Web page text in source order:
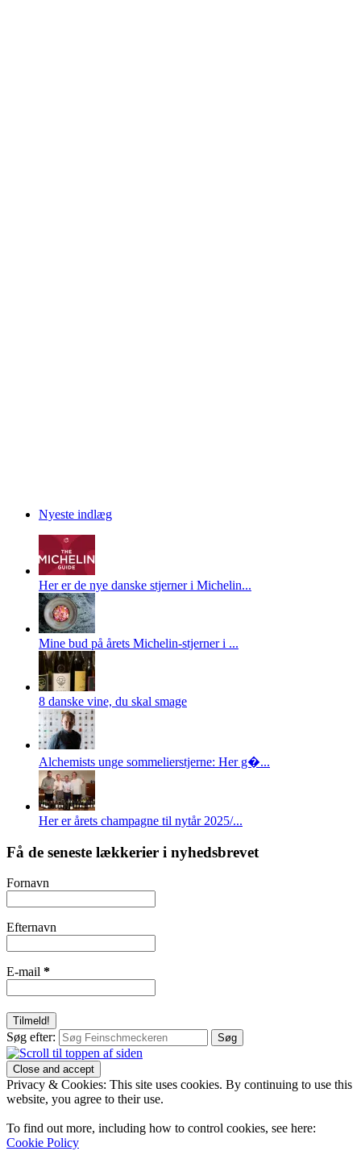
Nyeste indlæg
Her er de nye danske stjerner i Michelin...
Mine bud på årets Michelin-stjerner i ...
8 danske vine, du skal smage
Alchemists unge sommelierstjerne: Her g�...
Her er årets champagne til nytår 2025/...
Få de seneste lækkerier i nyhedsbrevet
Fornavn
Efternavn
E-mail *
Søg efter:
Privacy & Cookies: This site uses cookies. By continuing to use this
website, you agree to their use.
To find out more, including how to control cookies, see here:
Cookie Policy